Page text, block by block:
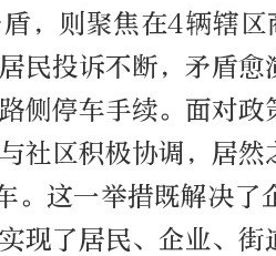
，则聚焦在4辆辖
民投诉不断，矛盾
侧停车手续。面对
社区积极协调，居
。这一举措既解决了
现了居民、企业、街